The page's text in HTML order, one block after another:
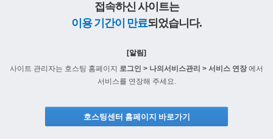
접속하신 사이트는
이용 기간이 만료되었습니다.
[알림]
사이트 관리자는 호스팅 홈페이지 로그인 > 나의서비스관리 > 서비스 연장에서
서비스를 연장해 주세요.
호스팅센터 홈페이지 바로가기